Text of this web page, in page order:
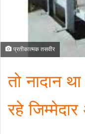
प्रतीकात्मक तसवीर
तो नादान
रहे